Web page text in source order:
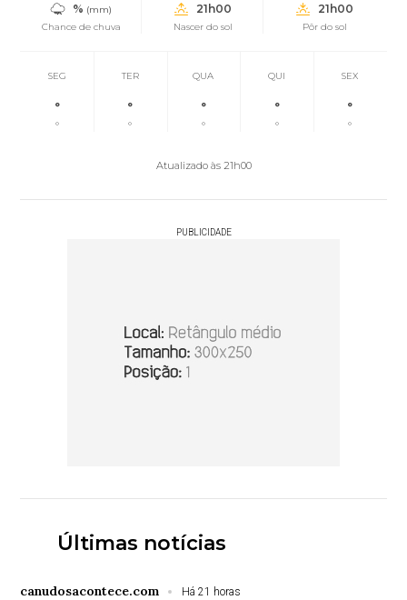
% (mm)
Chance de chuva
21h00
Nascer do sol
21h00
Pôr do sol
SEG
°
°
TER
°
°
QUA
°
°
QUI
°
°
SEX
°
°
Atualizado às 21h00
PUBLICIDADE
Últimas notícias
canudosacontece.com Há 21 horas